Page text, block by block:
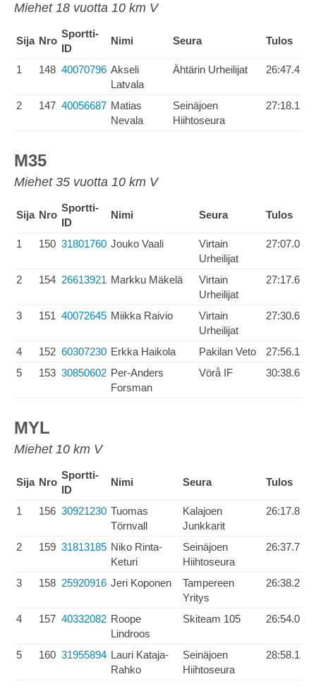
Miehet 18 vuotta 10 km V
Sija Nro
Sportti-
ID
Nimi Seura Tulos
1 148 40070796 Akseli
Latvala
Ähtärin Urheilijat 26:47.4
2 147 40056687 Matias
Nevala
Seinäjoen
Hiihtoseura
27:18.1
M35
Miehet 35 vuotta 10 km V
Sija Nro
Sportti-
ID
Nimi Seura Tulos
1 150 31801760 Jouko Vaali
Virtain
Urheilijat
27:07.0
2 154 26613921 Markku Mäkelä
Virtain
Urheilijat
27:17.6
3 151 40072645 Miikka Raivio
Virtain
Urheilijat
27:30.6
4 152 60307230 Erkka Haikola Pakilan Veto
27:56.1
5
153 30850602 Per-Anders
Forsman
Vörå IF 30:38.6
MYL
Miehet 10 km V
Sija Nro
Sportti-
ID
Nimi Seura Tulos
1 156 30921230 Tuomas
Törnvall
Kalajoen
Junkkarit
26:17.8
2 159 31813185 Niko Rinta-
Keturi
Seinäjoen
Hiihtoseura
26:37.7
3 158 25920916 Jeri Koponen
Tampereen
Yritys
26:38.2
4 157 40332082 Roope
Lindroos
Skiteam 105 26:54.0
5 160 31955894 Lauri Kataja-
Rahko
Seinäjoen
Hiihtoseura
28:58.1